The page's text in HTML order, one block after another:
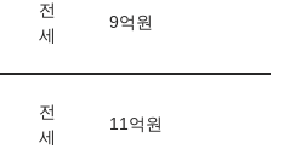
전
세
9억원
전
세
11억원